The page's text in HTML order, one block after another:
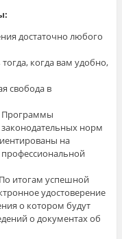
достаточно любого
когда вам удобно,
свобода в
Программы
норм
на
По итогам успешной
удостоверение
о котором будут
о документах об